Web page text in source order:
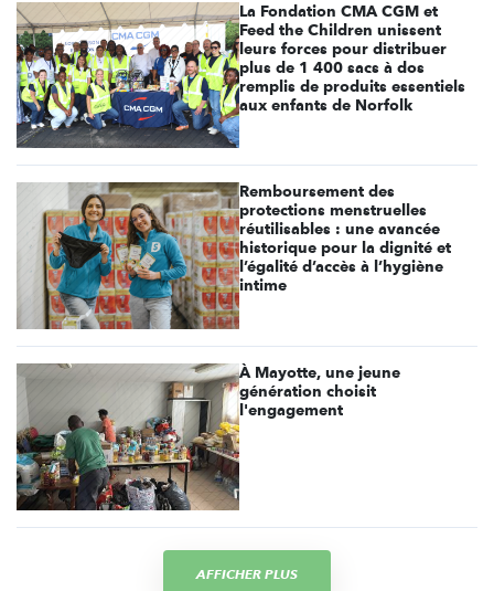
La Fondation CMA CGM et
Feed the Children unissent
leurs forces pour distribuer
plus de 1 400 sacs à dos
remplis de produits essentiels
aux enfants de Norfolk
Remboursement des
protections menstruelles
réutilisables : une avancée
historique pour la dignité et
l’égalité d’accès à l’hygiène
intime
À Mayotte, une jeune
génération choisit
l'engagement
AFFICHER PLUS